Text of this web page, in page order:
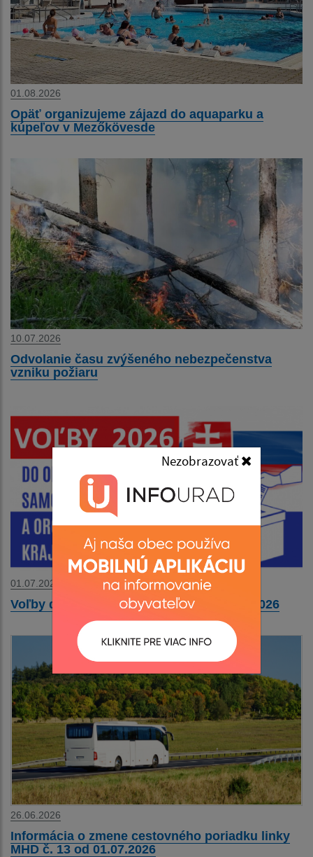
Nezobrazovať
01.08.2026
Opäť organizujeme zájazd do aquaparku a
kúpeľov v Mezőkövesde
10.07.2026
Odvolanie času zvýšeného nebezpečenstva
vzniku požiaru
01.07.2026
Voľby do orgánov územnej samosprávy 2026
26.06.2026
Informácia o zmene cestovného poriadku linky
MHD č. 13 od 01.07.2026